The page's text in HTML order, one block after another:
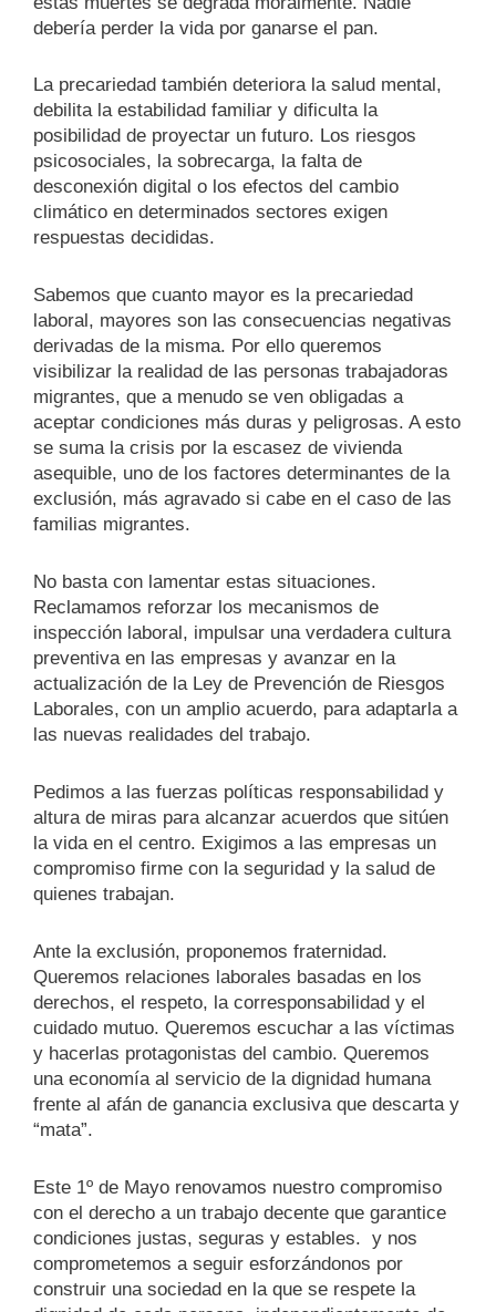
debería perder la vida por ganarse el pan.
La precariedad también deteriora la salud mental,
debilita la estabilidad familiar y dificulta la
posibilidad de proyectar un futuro. Los riesgos
psicosociales, la sobrecarga, la falta de
desconexión digital o los efectos del cambio
climático en determinados sectores exigen
respuestas decididas.
Sabemos que cuanto mayor es la precariedad
laboral, mayores son las consecuencias negativas
derivadas de la misma. Por ello queremos
visibilizar la realidad de las personas trabajadoras
migrantes, que a menudo se ven obligadas a
aceptar condiciones más duras y peligrosas. A esto
se suma la crisis por la escasez de vivienda
asequible, uno de los factores determinantes de la
exclusión, más agravado si cabe en el caso de las
familias migrantes.
No basta con lamentar estas situaciones.
Reclamamos reforzar los mecanismos de
inspección laboral, impulsar una verdadera cultura
preventiva en las empresas y avanzar en la
actualización de la Ley de Prevención de Riesgos
Laborales, con un amplio acuerdo, para adaptarla a
las nuevas realidades del trabajo.
Pedimos a las fuerzas políticas responsabilidad y
altura de miras para alcanzar acuerdos que sitúen
la vida en el centro. Exigimos a las empresas un
compromiso firme con la seguridad y la salud de
quienes trabajan.
Ante la exclusión, proponemos fraternidad.
Queremos relaciones laborales basadas en los
derechos, el respeto, la corresponsabilidad y el
cuidado mutuo. Queremos escuchar a las víctimas
y hacerlas protagonistas del cambio. Queremos
una economía al servicio de la dignidad humana
frente al afán de ganancia exclusiva que descarta y
“mata”.
Este 1º de Mayo renovamos nuestro compromiso
con el derecho a un trabajo decente que garantice
condiciones justas, seguras y estables. y nos
comprometemos a seguir esforzándonos por
construir una sociedad en la que se respete la